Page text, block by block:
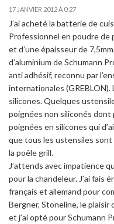
17 JANVIER 2012 À 0:27
J’ai acheté la batterie de
Professionnel en poudre de
et d’une épaisseur de
d’aluminium de Schumann
anti adhésif, reconnu par
internationales
silicones. Quelques
poignées non siliconés
poignées en silicones qui
que tous les ustensiles
la poêle grill.
J’attends avec impatience
pour la chandeleur. J’ai fais
français et allemand pour
Bergner, Stoneline, le plaisir
et j’ai opté pour Schumann